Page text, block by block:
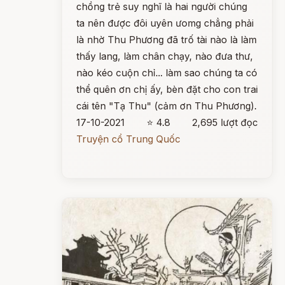
chồng trẻ suy nghĩ là hai người chúng
ta nên được đôi uyên ưomg chẳng phải
là nhờ Thu Phương đã trố tài nào là làm
thấy lang, làm chân chạy, nào đưa thư,
nào kéo cuộn chỉ... làm sao chúng ta có
thể quên ơn chị ấy, bèn đặt cho con trai
cái tên "Tạ Thu" (cảm ơn Thu Phương).
17-10-2021
⭐ 4.8
2,695 lượt đọc
Truyện cổ Trung Quốc